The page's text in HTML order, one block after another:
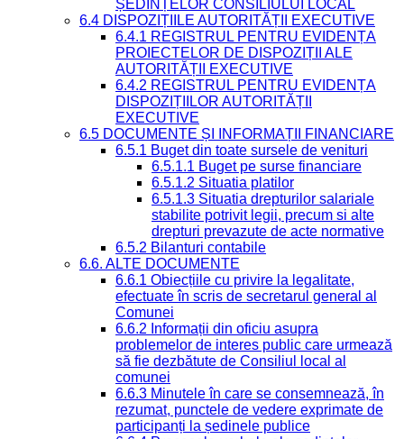
ȘEDINȚELOR CONSILIULUI LOCAL
6.4 DISPOZIȚIILE AUTORITĂȚII EXECUTIVE
6.4.1 REGISTRUL PENTRU EVIDENȚA
PROIECTELOR DE DISPOZIȚII ALE
AUTORITĂȚII EXECUTIVE
6.4.2 REGISTRUL PENTRU EVIDENȚA
DISPOZIȚIILOR AUTORITĂȚII
EXECUTIVE
6.5 DOCUMENTE ȘI INFORMAȚII FINANCIARE
6.5.1 Buget din toate sursele de venituri
6.5.1.1 Buget pe surse financiare
6.5.1.2 Situatia platilor
6.5.1.3 Situatia drepturilor salariale
stabilite potrivit legii, precum si alte
drepturi prevazute de acte normative
6.5.2 Bilanturi contabile
6.6. ALTE DOCUMENTE
6.6.1 Obiecțiile cu privire la legalitate,
efectuate în scris de secretarul general al
Comunei
6.6.2 Informații din oficiu asupra
problemelor de interes public care urmează
să fie dezbătute de Consiliul local al
comunei
6.6.3 Minutele în care se consemnează, în
rezumat, punctele de vedere exprimate de
participanți la ședinele publice